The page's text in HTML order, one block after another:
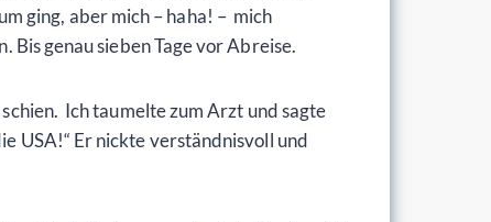
ging, aber mich – haha! – mich
genau sieben Tage vor Abreise.
Ich taumelte zum Arzt und sagte
USA!“ Er nickte verständnisvoll und